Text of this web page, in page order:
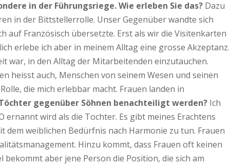
in der Führungsriege. Wie erleben Sie das? Dazu
in der Bittstellerrolle. Unser Gegenüber wandte sich
auf Französisch übersetzte. Erst als wir die Visitenkarten
erlebe ich aber in meinem Alltag eine grosse Akzeptanz.
war, in den Alltag der Mitarbeitenden einzutauchen.
heisst auch, Menschen von seinem Wesen und seinen
die mich erlebbar macht. Frauen landen in
gegenüber Söhnen benachteiligt werden? Ich
ernannt wird als die Tochter. Es gibt meines Erachtens
dem weiblichen Bedürfnis nach Harmonie zu tun. Frauen
Hinzu kommt, dass Frauen oft keinen
aber jene Person die Position, die sich am